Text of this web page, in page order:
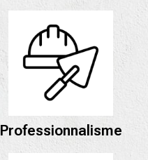
Professionnalisme